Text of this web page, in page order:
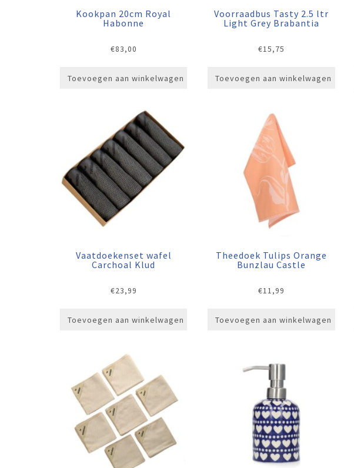
Kookpan 20cm Royal
Habonne
€83,00
Toevoegen aan winkelwagen
Voorraadbus Tasty 2.5 ltr
Light Grey Brabantia
€15,75
Toevoegen aan winkelwagen
Vaatdoekenset wafel
Carchoal Klud
€23,99
Toevoegen aan winkelwagen
Theedoek Tulips Orange
Bunzlau Castle
€11,99
Toevoegen aan winkelwagen